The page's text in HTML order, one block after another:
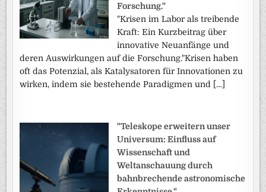
Forschung."
"Krisen im Labor als treibende
Kraft: Ein Kurzbeitrag über
innovative Neuanfänge und
deren Auswirkungen auf die Forschung."Krisen haben
oft das Potenzial, als Katalysatoren für Innovationen zu
wirken, indem sie bestehende Paradigmen und […]
"Teleskope erweitern unser
Universum: Einfluss auf
Wissenschaft und
Weltanschauung durch
bahnbrechende astronomische